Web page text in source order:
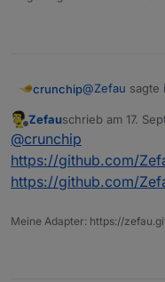
crunchip@Zefau sagte
Ja Sonoff und
vertreten sind
Zefauschrieb am 17.
zuletzt editiert von
@crunchip
https://github.com/
https://github.com/
Meine Adapter: https://